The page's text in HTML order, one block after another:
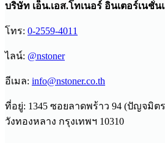
บริษัท เอ็น.เอส.โทเนอร์ อินเตอร์เนชั่
โทร: 0-2559-4011
ไลน์: @nstoner
อีเมล: info@nstoner.co.th
ที่อยู่: 1345 ซอยลาดพร้าว 94 (ปัญจมิต
วังทองหลาง กรุงเทพฯ 10310